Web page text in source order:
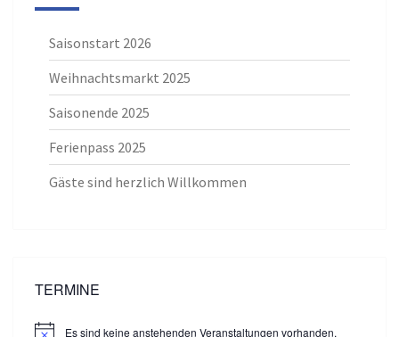
Saisonstart 2026
Weihnachtsmarkt 2025
Saisonende 2025
Ferienpass 2025
Gäste sind herzlich Willkommen
TERMINE
Es sind keine anstehenden Veranstaltungen vorhanden.